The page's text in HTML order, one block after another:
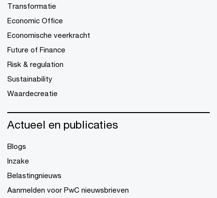
Transformatie
Economic Office
Economische veerkracht
Future of Finance
Risk & regulation
Sustainability
Waardecreatie
Actueel en publicaties
Blogs
Inzake
Belastingnieuws
Aanmelden voor PwC nieuwsbrieven